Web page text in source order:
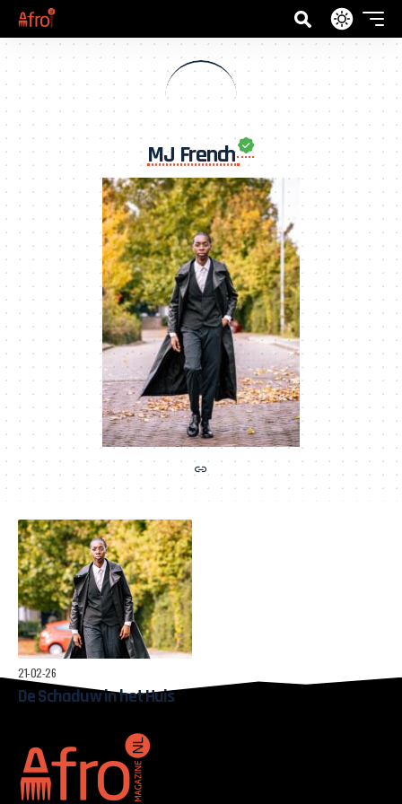
MJ French
21-02-26
De Schaduw in het Huis